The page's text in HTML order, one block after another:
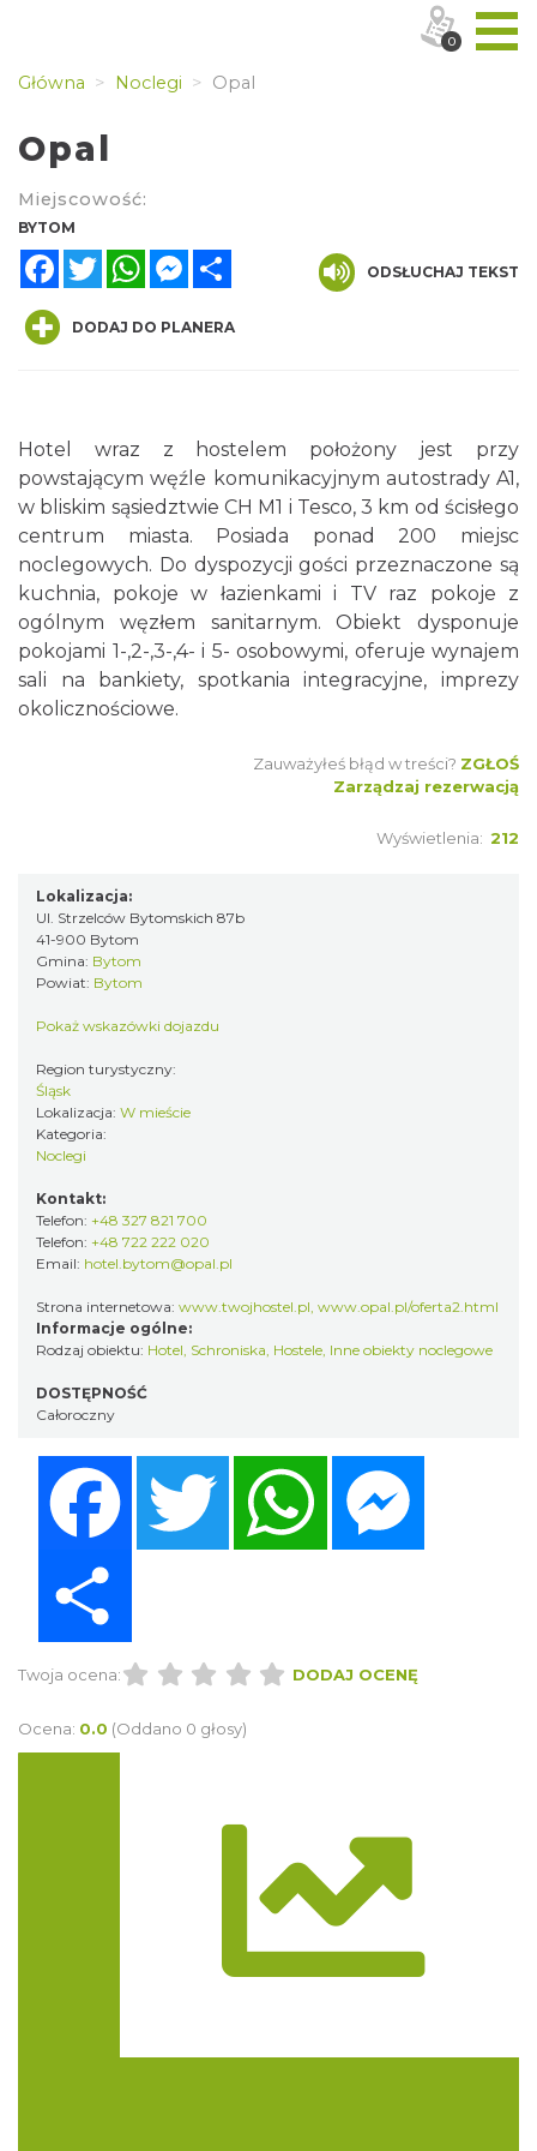
Główna Noclegi Opal
Opal
Miejscowość:
BYTOM
FacebookTwitterWhatsAppMessenger
ODSŁUCHAJ TEKST
DODAJ DO PLANERA
Hotel wraz z hostelem położony jest przy
powstającym węźle komunikacyjnym autostrady A1,
w bliskim sąsiedztwie CH M1 i Tesco, 3 km od ścisłego
centrum miasta. Posiada ponad 200 miejsc
noclegowych. Do dyspozycji gości przeznaczone są
kuchnia, pokoje w łazienkami i TV raz pokoje z
ogólnym węzłem sanitarnym. Obiekt dysponuje
pokojami 1-,2-,3-,4- i 5- osobowymi, oferuje wynajem
sali na bankiety, spotkania integracyjne, imprezy
okolicznościowe.
Zauważyłeś błąd w treści? ZGŁOŚ
Zarządzaj rezerwacją
Wyświetlenia: 212
Lokalizacja:
Ul. Strzelców Bytomskich 87b
41-900 Bytom
Gmina: Bytom
Powiat: Bytom
Pokaż wskazówki dojazdu
Region turystyczny:
Śląsk
Lokalizacja: W mieście
Kategoria:
Noclegi
Kontakt:
Telefon: +48 327 821 700
Telefon: +48 722 222 020
Email: hotel.bytom@opal.pl
Strona internetowa: www.twojhostel.pl, www.opal.pl/oferta2.html
Informacje ogólne:
Rodzaj obiektu: Hotel, Schroniska, Hostele, Inne obiekty noclegowe
DOSTĘPNOŚĆ
Całoroczny
Twitter WhatsApp
Twoja ocena: DODAJ OCENĘ
Ocena: 0.0 (Oddano 0 głosy)
Trasa
0